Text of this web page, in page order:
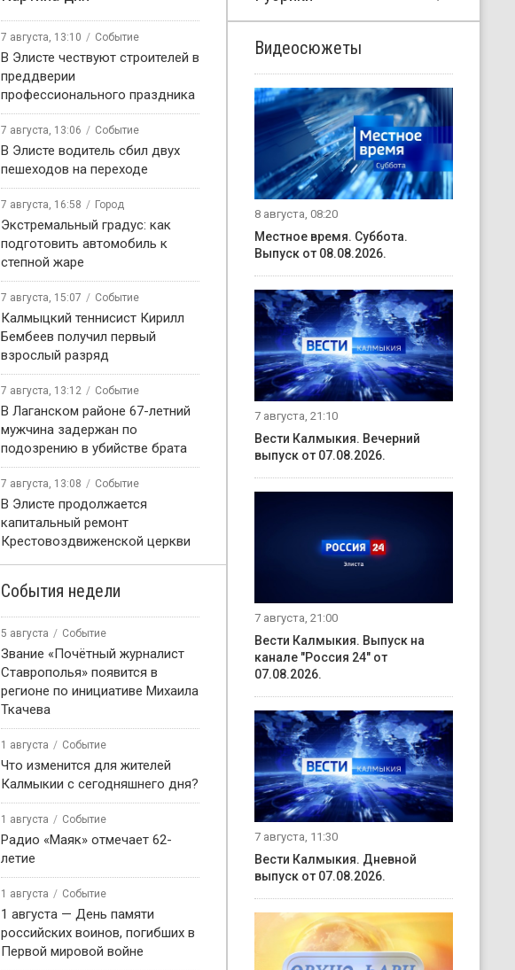
7 августа, 13:10 Событие
В Элисте чествуют строителей в
преддверии
профессионального праздника
7 августа, 13:06 Событие
В Элисте водитель сбил двух
пешеходов на переходе
7 августа, 16:58 Город
Экстремальный градус: как
подготовить автомобиль к
степной жаре
7 августа, 15:07 Событие
Калмыцкий теннисист Кирилл
Бембеев получил первый
взрослый разряд
7 августа, 13:12 Событие
В Лаганском районе 67-летний
мужчина задержан по
подозрению в убийстве брата
7 августа, 13:08 Событие
В Элисте продолжается
капитальный ремонт
Крестовоздвиженской церкви
События недели
5 августа Событие
Звание «Почётный журналист
Ставрополья» появится в
регионе по инициативе Михаила
Ткачева
1 августа Событие
Что изменится для жителей
Калмыкии с сегодняшнего дня?
1 августа Событие
Радио «Маяк» отмечает 62-
летие
1 августа Событие
1 августа — День памяти
российских воинов, погибших в
Первой мировой войне
Видеосюжеты
8 августа, 08:20
Местное время. Суббота.
Выпуск от 08.08.2026.
7 августа, 21:10
Вести Калмыкия. Вечерний
выпуск от 07.08.2026.
7 августа, 21:00
Вести Калмыкия. Выпуск на
канале "Россия 24" от
07.08.2026.
7 августа, 11:30
Вести Калмыкия. Дневной
выпуск от 07.08.2026.